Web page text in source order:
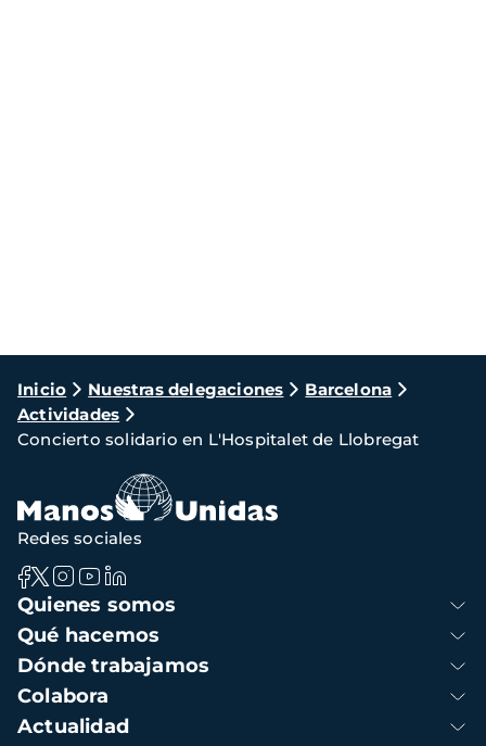
Ruta
de
navegación
Inicio Nuestras delegaciones
Barcelona
Actividades
Concierto solidario en L'Hospitalet de Llobregat
Navegación
principal
Quienes somos
Qué hacemos
Dónde trabajamos
Colabora
Actualidad
Redes sociales